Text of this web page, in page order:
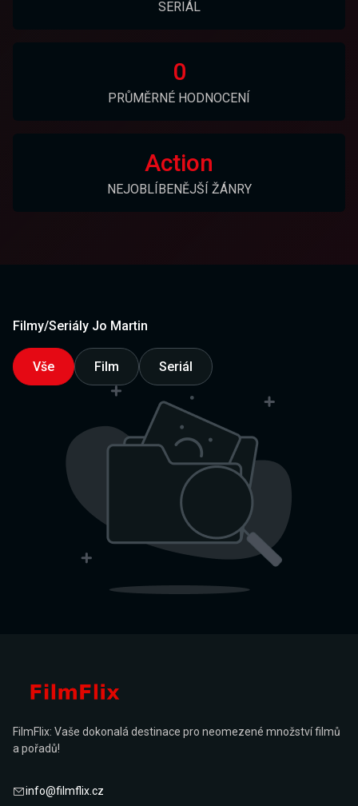
SERIÁL
0
PRŮMĚRNÉ HODNOCENÍ
Action
NEJOBLÍBENĚJŠÍ ŽÁNRY
Filmy/Seriály Jo Martin
Vše Film Seriál
FilmFlix: Vaše dokonalá destinace pro neomezené množství filmů
a pořadů!
info@filmflix.cz